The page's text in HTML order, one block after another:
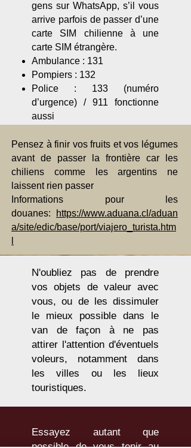
gens sur WhatsApp, s’il vous
arrive parfois de passer d’une
carte SIM chilienne à une
carte SIM étrangère.
Ambulance : 131
Pompiers : 132
Police : 133 (numéro
d’urgence) / 911 fonctionne
aussi
Pensez à finir vos fruits et vos légumes
avant de passer la frontière car les
chiliens comme les argentins ne
laissent rien passer
Informations pour les
douanes:
https://www.aduana.cl/aduan
a/site/edic/base/port/viajero_turista.htm
N'oubliez pas de prendre
vos objets de valeur avec
vous, ou de les dissimuler
le mieux possible dans le
van de façon à ne pas
attirer l'attention d'éventuels
voleurs, notamment dans
les villes ou les lieux
touristiques.
Essayez autant que